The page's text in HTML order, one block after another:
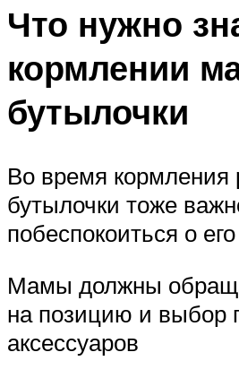
Что нужно
кормлении
бутылочки
Во время кормления
бутылочки тоже
побеспокоиться о
Мамы должны
на позицию и выбор
аксессуаров